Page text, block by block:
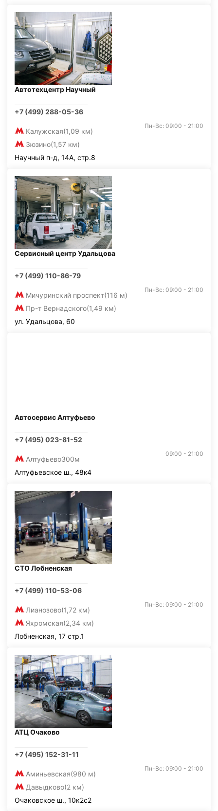
Автотехцентр Научный
+7 (499) 288-05-36
Калужская(1,09 км)
Зюзино(1,57 км)
Пн-Вс: 09:00 - 21:00
Научный п-д, 14А, стр.8
Сервисный центр Удальцова
+7 (499) 110-86-79
Мичуринский проспект(116 м)
Пр-т Вернадского(1,49 км)
Пн-Вс: 09:00 - 21:00
ул. Удальцова, 60
Автосервис Алтуфьево
+7 (495) 023-81-52
Алтуфьево300м
09:00 - 21:00
Алтуфьевское ш., 48к4
СТО Лобненская
+7 (499) 110-53-06
Лианозово(1,72 км)
Яхромская(2,34 км)
Пн-Вс: 09:00 - 21:00
Лобненская, 17 стр.1
АТЦ Очаково
+7 (495) 152-31-11
Аминьевская(980 м)
Давыдково(2 км)
Пн-Вс: 09:00 - 21:00
Очаковское ш., 10к2с2